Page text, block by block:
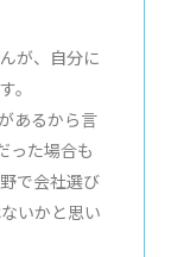
が、自分に
。
あるから言
った場合も
で会社選び
いかと思い